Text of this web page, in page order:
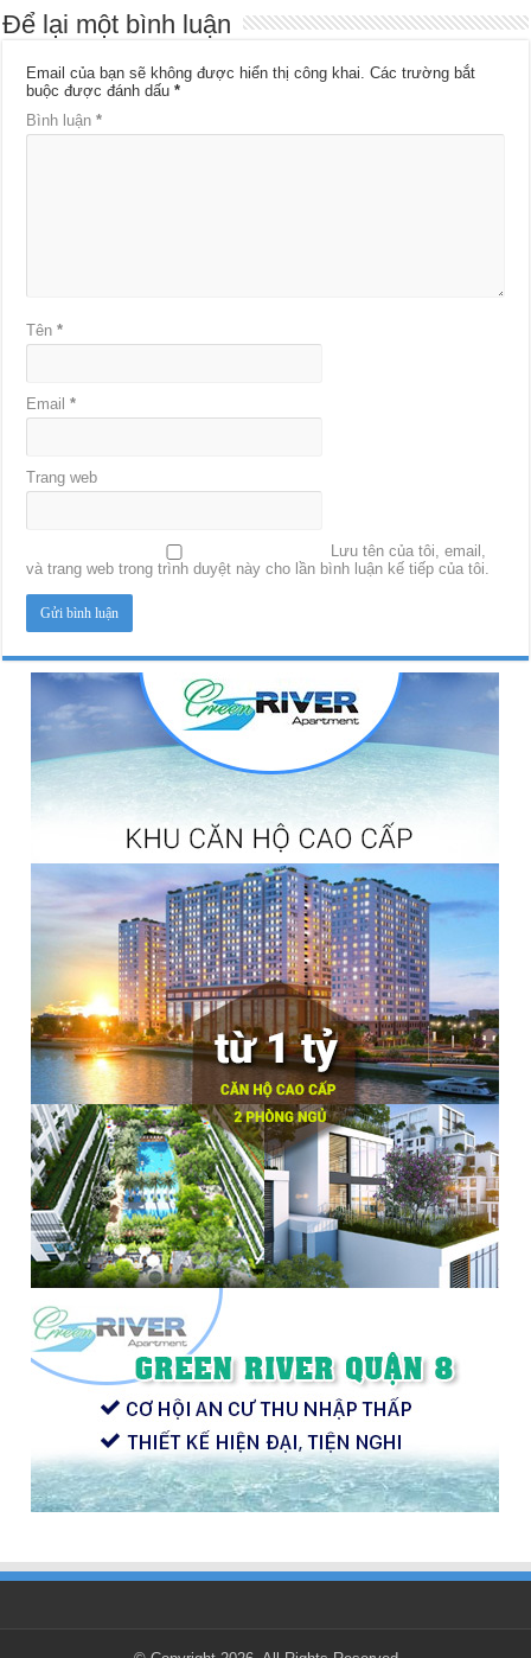
Để lại một bình luận
Email của bạn sẽ không được hiển thị công khai. Các trường bắt
buộc được đánh dấu*
Bình luận*
Tên*
Email*
Trang web
Lưu tên của tôi, email,
và trang web trong trình duyệt này cho lần bình luận kế tiếp của tôi.